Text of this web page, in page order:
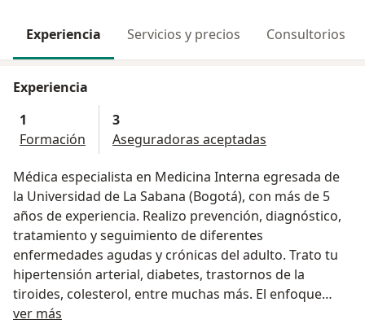
Experiencia Servicios y precios Consultorios
Experiencia
1
Formación
3
Aseguradoras aceptadas
Médica especialista en Medicina Interna egresada de
la Universidad de La Sabana (Bogotá), con más de 5
años de experiencia. Realizo prevención, diagnóstico,
tratamiento y seguimiento de diferentes
enfermedades agudas y crónicas del adulto. Trato tu
hipertensión arterial, diabetes, trastornos de la
tiroides, colesterol, entre muchas más. El enfoque
integral del paciente es claro para evaluar todos los
ver más